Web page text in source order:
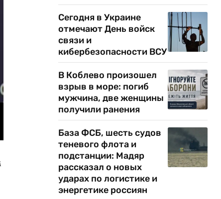
Сегодня в Украине
отмечают День войск
связи и
кибербезопасности ВСУ
В Коблево произошел
взрыв в море: погиб
мужчина, две женщины
получили ранения
База ФСБ, шесть судов
теневого флота и
подстанции: Мадяр
рассказал о новых
ударах по логистике и
энергетике россиян